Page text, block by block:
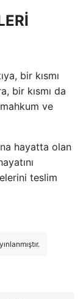
bir kısmı
bir kısmı da
ve
hayatta olan
teslim